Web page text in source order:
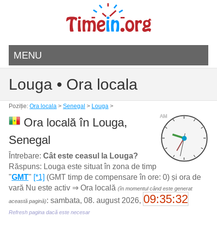
MENU
Louga • Ora locala
Poziție: Ora locala> Senegal > Louga>
AM
Ora locală în Louga,
Senegal
Întrebare: Cât este ceasul la Louga?
Răspuns: Louga este situat în zona de timp
"GMT" [*1] (GMT timp de compensare în ore: 0) și ora de
vară Nu este activ ⇒ Ora locală (în momentul când este generat
această pagină): sambata, 08. august 2026, 09:35:32
Refresh pagina dacă este necesar